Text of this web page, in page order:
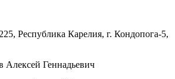
Республика Карелия, г. Кондопога-5,
Алексей Геннадьевич